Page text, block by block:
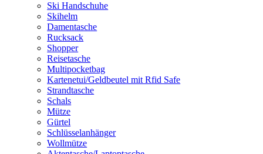
Ski Handschuhe
Skihelm
Damentasche
Rucksack
Shopper
Reisetasche
Multipocketbag
Kartenetui/Geldbeutel mit Rfid Safe
Strandtasche
Schals
Mütze
Gürtel
Schlüsselanhänger
Wollmütze